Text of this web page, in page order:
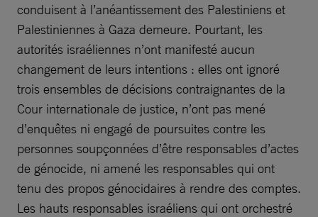
conduisent à l’anéantissement des Palestiniens et
Palestiniennes à Gaza demeure. Pourtant, les
autorités israéliennes n’ont manifesté aucun
changement de leurs intentions : elles ont ignoré
trois ensembles de décisions contraignantes de la
Cour internationale de justice, n’ont pas mené
d’enquêtes ni engagé de poursuites contre les
personnes soupçonnées d’être responsables d’actes
de génocide, ni amené les responsables qui ont
tenu des propos génocidaires à rendre des comptes.
Les hauts responsables israéliens qui ont orchestré